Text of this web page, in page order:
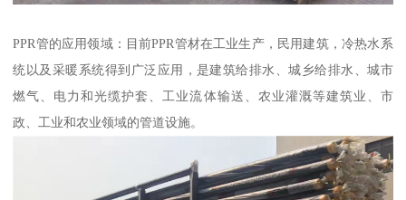
PPR管的应用领域：目前PPR管材在工业生产，民用建筑，冷热水系
统以及采暖系统得到广泛应用，是建筑给排水、城乡给排水、城市
燃气、电力和光缆护套、工业流体输送、农业灌溉等建筑业、市
政、工业和农业领域的管道设施。